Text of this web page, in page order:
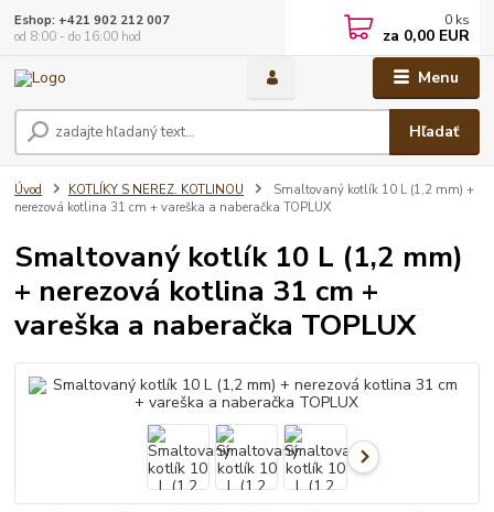
Menu
Hľadať
Eshop: +421 902 212 007
od 8:00 - do 16:00 hod
0 ks
za 0,00 EUR
Úvod KOTLÍKY S NEREZ. KOTLINOU
Smaltovaný kotlík 10 L (1,2 mm) +
nerezová kotlina 31 cm + vareška a naberačka TOPLUX
Smaltovaný kotlík 10 L (1,2 mm)
+ nerezová kotlina 31 cm +
vareška a naberačka TOPLUX